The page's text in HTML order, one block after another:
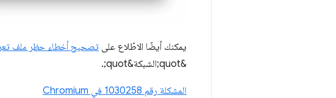
يمكنك أيضًا الاطّلاع على تصحيح أخطاء حظر ملف
&quot;الشبكة&quot;.
المشكلة رقم 1030258 في Chromium